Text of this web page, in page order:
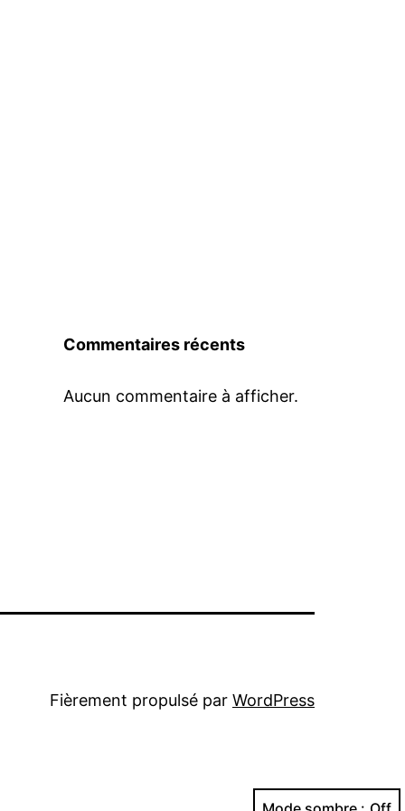
Commentaires récents
Aucun commentaire à afficher.
Fièrement propulsé par WordPress